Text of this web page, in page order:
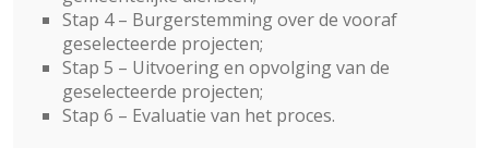
Stap 4 – Burgerstemming over de vooraf
geselecteerde projecten;
Stap 5 – Uitvoering en opvolging van de
geselecteerde projecten;
Stap 6 – Evaluatie van het proces.